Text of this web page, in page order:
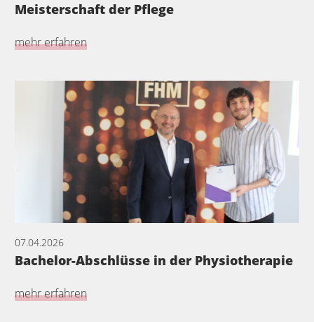
Meisterschaft der Pflege
mehr erfahren
07.04.2026
Bachelor-Abschlüsse in der Physiotherapie
mehr erfahren